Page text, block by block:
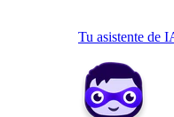
Tu asistente de